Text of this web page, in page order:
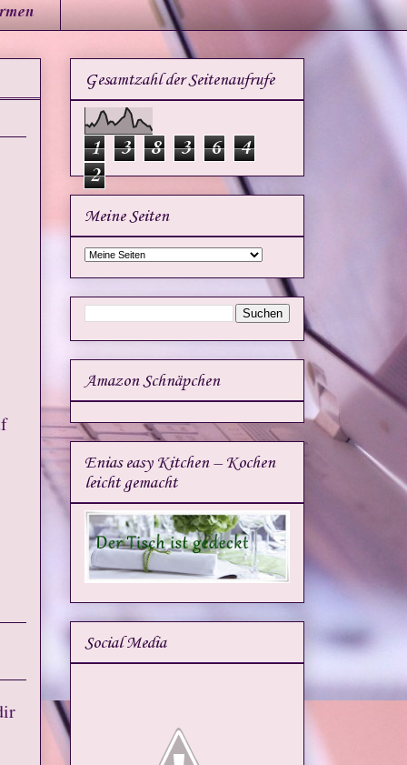
Gesamtzahl der Seitenaufrufe
1 3 8 3 6
4
2
Meine Seiten
Amazon Schnäpchen
Enias easy Kitchen – Kochen
leicht gemacht
Social Media